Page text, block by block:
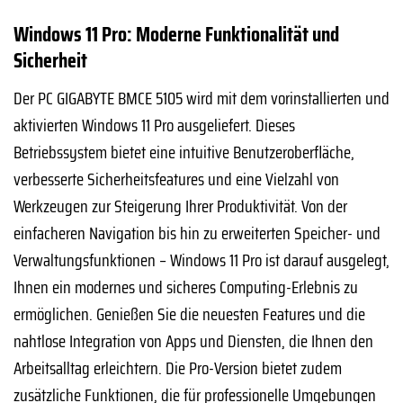
Windows 11 Pro: Moderne Funktionalität und
Sicherheit
Der PC GIGABYTE BMCE 5105 wird mit dem vorinstallierten und
aktivierten Windows 11 Pro ausgeliefert. Dieses
Betriebssystem bietet eine intuitive Benutzeroberfläche,
verbesserte Sicherheitsfeatures und eine Vielzahl von
Werkzeugen zur Steigerung Ihrer Produktivität. Von der
einfacheren Navigation bis hin zu erweiterten Speicher- und
Verwaltungsfunktionen – Windows 11 Pro ist darauf ausgelegt,
Ihnen ein modernes und sicheres Computing-Erlebnis zu
ermöglichen. Genießen Sie die neuesten Features und die
nahtlose Integration von Apps und Diensten, die Ihnen den
Arbeitsalltag erleichtern. Die Pro-Version bietet zudem
zusätzliche Funktionen, die für professionelle Umgebungen